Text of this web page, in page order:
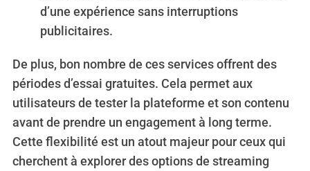
d’une expérience sans interruptions
publicitaires.
De plus, bon nombre de ces services offrent des
périodes d’essai gratuites. Cela permet aux
utilisateurs de tester la plateforme et son contenu
avant de prendre un engagement à long terme.
Cette flexibilité est un atout majeur pour ceux qui
cherchent à explorer des options de streaming